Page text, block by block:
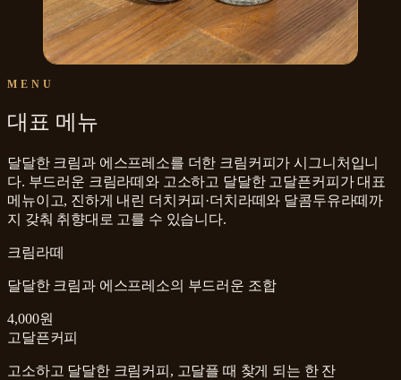
MENU
대표 메뉴
달달한 크림과 에스프레소를 더한 크림커피가 시그니처입니
다. 부드러운 크림라떼와 고소하고 달달한 고달픈커피가 대표
메뉴이고, 진하게 내린 더치커피·더치라떼와 달콤두유라떼까
지 갖춰 취향대로 고를 수 있습니다.
크림라떼
달달한 크림과 에스프레소의 부드러운 조합
4,000원
고달픈커피
고소하고 달달한 크림커피, 고달플 때 찾게 되는 한 잔